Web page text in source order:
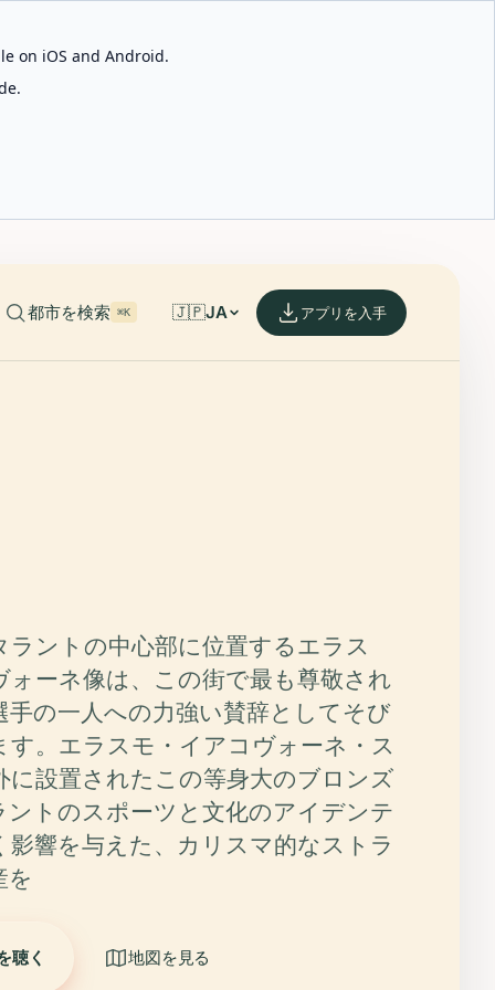
on iOS and Android.
都市を検索 ⌘K 🇯🇵JA アプリを入手
ラントの中心部に位置するエラス
ォーネ像は、この街で最も尊敬され
手の一人への力強い賛辞としてそび
す。エラスモ・イアコヴォーネ・ス
に設置されたこの等身大のブロンズ
ントのスポーツと文化のアイデンテ
影響を与えた、カリスマ的なストラ
を
聴く 地図を見る